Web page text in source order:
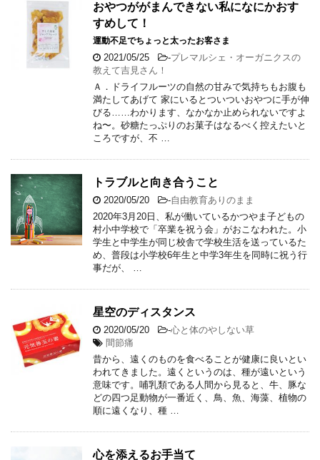
おやつががまんできない私になにかおす
すめして！
運動不足でちょっと太ったお客さま
2021/05/25 -プレマルシェ・オーガニクスの
教えて吉見さん！
Ａ．ドライフルーツの自然の甘みで気持ちもお腹も
満たしてあげて 家にいるとついついおやつに手が伸
びる……わかります、なかなか止められないですよ
ね〜。砂糖たっぷりのお菓子はなるべく控えたいと
ころですが、不 …
トラブルと向き合うこと
2020/05/20 -自由教育ありのまま
2020年3月20日、私が働いているかつやま子どもの
村小中学校で「卒業を祝う会」がおこなわれた。小
学生と中学生が同じ校舎で学校生活を送っているた
め、普段は小学校6年生と中学3年生を同時に祝う行
事だが、 …
星空のディスタンス
2020/05/20 -心と体のやしない草
間節痛
昔から、遠くのものを食べることが健康に良いとい
われてきました。遠くというのは、種が遠いという
意味です。哺乳類である人間から見ると、牛、豚な
どの四つ足動物が一番近く、鳥、魚、海藻、植物の
順に遠くなり、種 …
心を添えるお手当て